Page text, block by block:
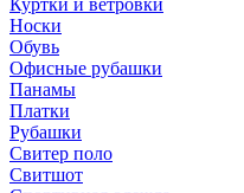
Носки
Обувь
Офисные рубашки
Панамы
Платки
Рубашки
Свитер поло
Свитшот